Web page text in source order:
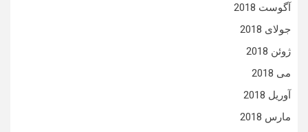
آگوست 2018
جولای 2018
ژوئن 2018
می 2018
آوریل 2018
مارس 2018